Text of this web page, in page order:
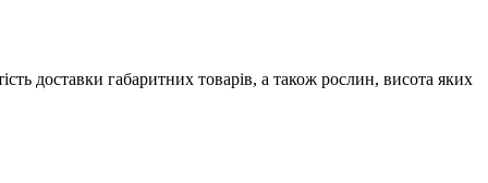
доставки габаритних товарів, а також рослин, висота яких